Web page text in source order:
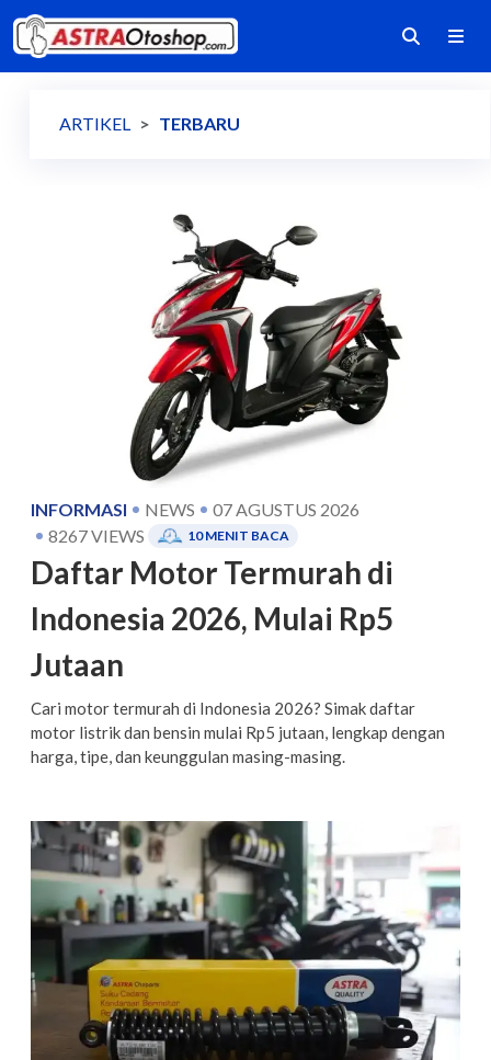
ARTIKEL TERBARU
INFORMASI NEWS
07 AGUSTUS 2026
8267VIEWS 10MENIT BACA
Daftar Motor Termurah di
Indonesia 2026, Mulai Rp5
Jutaan
Cari motor termurah di Indonesia 2026? Simak daftar
motor listrik dan bensin mulai Rp5 jutaan, lengkap dengan
harga, tipe, dan keunggulan masing-masing.